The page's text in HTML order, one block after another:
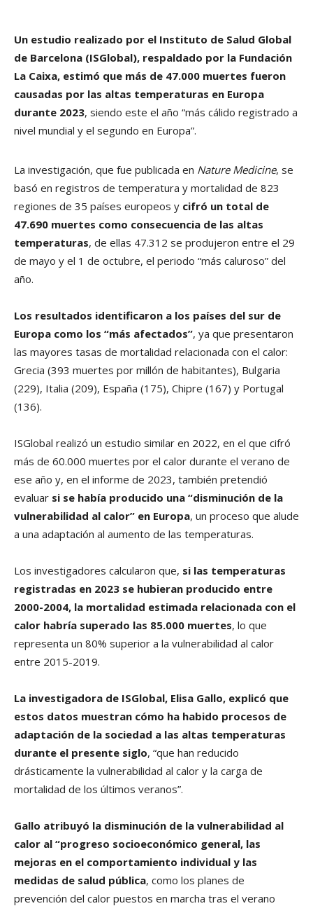
Un estudio realizado por el Instituto de Salud Global
de Barcelona (ISGlobal), respaldado por la Fundación
La Caixa, estimó que más de 47.000 muertes fueron
causadas por las altas temperaturas en Europa
durante 2023, siendo este el año “más cálido registrado a
nivel mundial y el segundo en Europa”.
La investigación, que fue publicada en Nature Medicine, se
basó en registros de temperatura y mortalidad de 823
regiones de 35 países europeos y cifró un total de
47.690 muertes como consecuencia de las altas
temperaturas, de ellas 47.312 se produjeron entre el 29
de mayo y el 1 de octubre, el periodo “más caluroso” del
año.
Los resultados identificaron a los países del sur de
Europa como los “más afectados”, ya que presentaron
las mayores tasas de mortalidad relacionada con el calor:
Grecia (393 muertes por millón de habitantes), Bulgaria
(229), Italia (209), España (175), Chipre (167) y Portugal
(136).
ISGlobal realizó un estudio similar en 2022, en el que cifró
más de 60.000 muertes por el calor durante el verano de
ese año y, en el informe de 2023, también pretendió
evaluar si se había producido una “disminución de la
vulnerabilidad al calor” en Europa, un proceso que alude
a una adaptación al aumento de las temperaturas.
Los investigadores calcularon que, si las temperaturas
registradas en 2023 se hubieran producido entre
2000-2004, la mortalidad estimada relacionada con el
calor habría superado las 85.000 muertes, lo que
representa un 80% superior a la vulnerabilidad al calor
entre 2015-2019.
La investigadora de ISGlobal, Elisa Gallo, explicó que
estos datos muestran cómo ha habido procesos de
adaptación de la sociedad a las altas temperaturas
durante el presente siglo, “que han reducido
drásticamente la vulnerabilidad al calor y la carga de
mortalidad de los últimos veranos”.
Gallo atribuyó la disminución de la vulnerabilidad al
calor al “progreso socioeconómico general, las
mejoras en el comportamiento individual y las
medidas de salud pública, como los planes de
prevención del calor puestos en marcha tras el verano